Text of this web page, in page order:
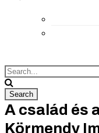
A család és
Körmendy